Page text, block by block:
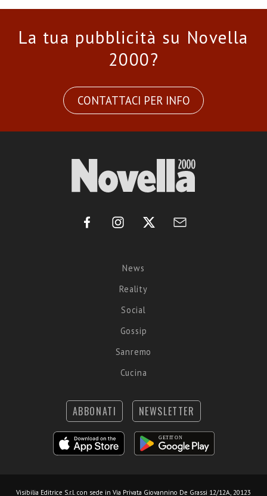
La tua pubblicità su Novella
2000?
CONTATTACI PER INFO
News
Reality
Social
Gossip
Sanremo
Cucina
ABBONATI NEWSLETTER
Visibilia Editrice S.r.l. con sede in Via Privata Giovannino De Grassi 12/12A, 20123